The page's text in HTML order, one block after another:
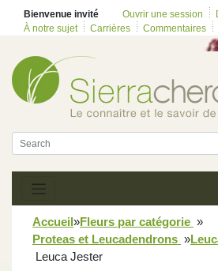
Bienvenue invité Ouvrir une session
À notre sujet
Carrières Commentaires
Accueil»Fleurs par catégorie »
Proteas et Leucadendrons »
Leuca Jester